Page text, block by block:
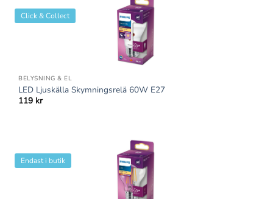
Click & Collect
BELYSNING & EL
LED Ljuskälla Skymningsrelä 60W E27
119 kr
Endast i butik